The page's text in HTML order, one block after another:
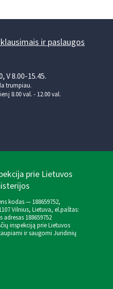
ir paslaugos
V 8.00-15.45.
trumpiau.
8.00 val. - 12.00 val.
prie Lietuvos
kodas — 188659752,
Vilnius, Lietuva, el.paštas:
188659752
inspekciją prie Lietuvos
ir saugomi Juridinių